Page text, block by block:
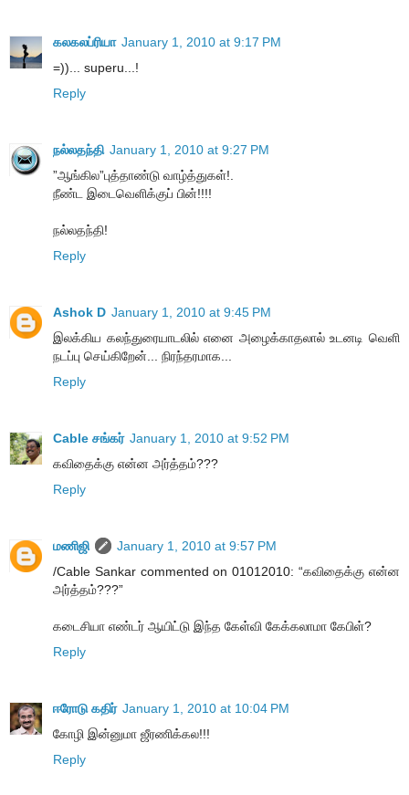
கலகலப்ரியா January 1, 2010 at 9:17 PM
=))... superu...!
Reply
நல்லதந்தி January 1, 2010 at 9:27 PM
”ஆங்கில”புத்தாண்டு வாழ்த்துகள்!.
நீண்ட இடைவெளிக்குப் பின்!!!!
நல்லதந்தி!
Reply
Ashok D January 1, 2010 at 9:45 PM
இலக்கிய கலந்துரையாடலில் எனை அழைக்காதலால் உடனடி வெளி
நடப்பு செய்கிறேன்... நிரந்தரமாக...
Reply
Cable சங்கர் January 1, 2010 at 9:52 PM
கவிதைக்கு என்ன அர்த்தம்???
Reply
மணிஜி
January 1, 2010 at 9:57 PM
/Cable Sankar commented on 01012010: “கவிதைக்கு என்ன
அர்த்தம்???”
கடைசியா எண்டர் ஆயிட்டு இந்த கேள்வி கேக்கலாமா கேபிள்?
Reply
ஈரோடு கதிர் January 1, 2010 at 10:04 PM
கோழி இன்னுமா ஜீரணிக்கல!!!
Reply